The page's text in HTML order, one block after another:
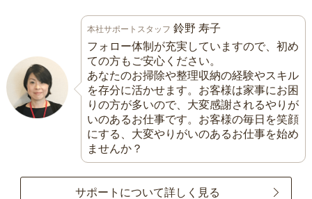
本社サポートスタッフ 鈴野 寿子
フォロー体制が充実していますので、初め
ての方もご安心ください。
あなたのお掃除や整理収納の経験やスキル
を存分に活かせます。お客様は家事にお困
りの方が多いので、大変感謝されるやりが
いのあるお仕事です。お客様の毎日を笑顔
にする、大変やりがいのあるお仕事を始め
ませんか？
サポートについて詳しく見る